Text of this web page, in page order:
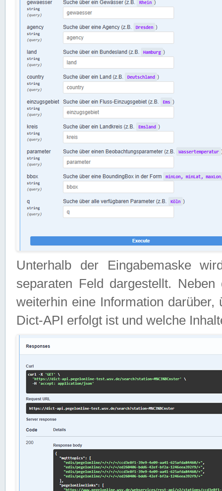
Unterhalb der Eingabemaske
separaten Feld dargestellt.
weiterhin eine Information
Dict-API erfolgt ist und welche